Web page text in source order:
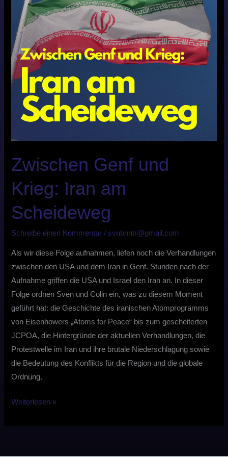
Zwischen Genf und
Krieg: Iran am
Scheideweg
Schreibe einen Kommentar /svnbnntr@gmail.com
Als wir diese Folge aufnahmen, liefen noch die Verhandlungen
zwischen den USA und dem Iran in Genf. Stunden nach der
Aufnahme griffen die USA und Israel den Iran an. In dieser
Folge ordnen Sven und Colin ein, was zu diesem Moment
geführt hat: die Geschichte des iranischen Atomprogramms
von Eisenhowers „Atoms for Peace“ bis zum gescheiterten
JCPOA, die Hintergründe der aktuellen Verhandlungen, die
Protestwelle im Iran und ihre brutale Niederschlagung sowie
die Bedeutung des Konflikts für die Region und die globale
Ordnung.
Scheideweg
Weiterlesen »